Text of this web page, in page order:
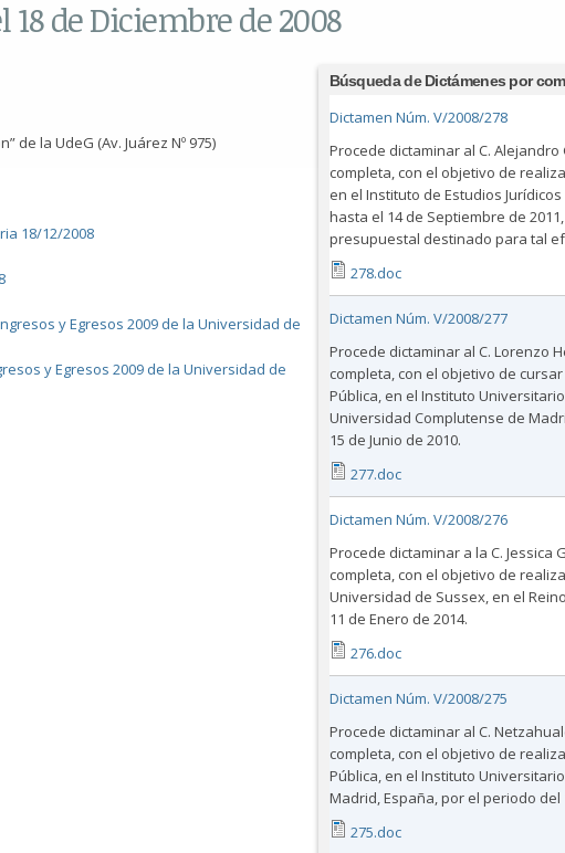
de Diciembre de 2008
de la UdeG (Av. Juárez Nº 975)
18/12/2008
y Egresos 2009 de la Universidad de
y Egresos 2009 de la Universidad de
Búsqueda de Dictámenes por
Dictamen Núm. V/2008/278
Procede dictaminar al C.
completa, con el objetivo de
en el Instituto de Estudios
hasta el 14 de Septiembre de
presupuestal destinado para tal
278.doc
Dictamen Núm. V/2008/277
Procede dictaminar al C. Lorenzo
completa, con el objetivo de
Pública, en el Instituto
Universidad Complutense de
15 de Junio de 2010.
277.doc
Dictamen Núm. V/2008/276
Procede dictaminar a la C.
completa, con el objetivo de
Universidad de Sussex, en el
11 de Enero de 2014.
276.doc
Dictamen Núm. V/2008/275
Procede dictaminar al C.
completa, con el objetivo de
Pública, en el Instituto
Madrid, España, por el periodo del
275.doc